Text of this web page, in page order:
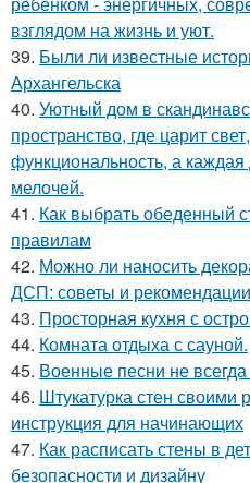
взглядом на жизнь и уют.
39. Были ли известные
Архангельска
40. Уютный дом в
пространство, где царит
функциональность, а
мелочей.
41. Как выбрать обеденный
правилам
42. Можно ли наносить
ДСП: советы и рекомендации
43. Просторная кухня с
44. Комната отдыха с сауной.
45. Военные песни не
46. Штукатурка стен своими
инструкция для начинающих
47. Как расписать стены в
безопасности и дизайну